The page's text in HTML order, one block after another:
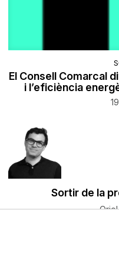
El Consell Comarcal
i l’eficiència
Sortir de la